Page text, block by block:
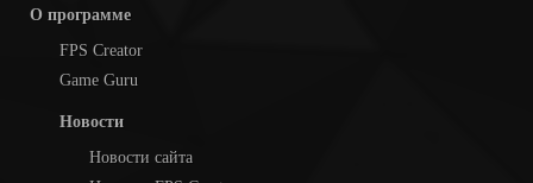
О программе
FPS Creator
Game Guru
Новости
Новости сайта